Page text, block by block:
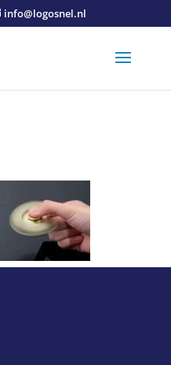
info@logosnel.nl